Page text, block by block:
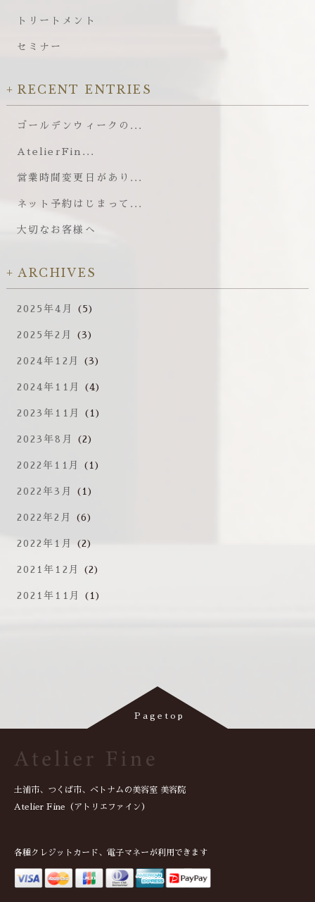
トリートメント
セミナー
RECENT ENTRIES
ゴールデンウィークの...
AtelierFin...
営業時間変更日があり...
ネット予約はじまって...
大切なお客様へ
ARCHIVES
2025年4月 (5)
2025年2月 (3)
2024年12月 (3)
2024年11月 (4)
2023年11月 (1)
2023年8月 (2)
2022年11月 (1)
2022年3月 (1)
2022年2月 (6)
2022年1月 (2)
2021年12月 (2)
2021年11月 (1)
土浦市、つくば市、ベトナムの美容室 美容院
Atelier Fine（アトリエファイン）
各種クレジットカード、電子マネーが利用できます